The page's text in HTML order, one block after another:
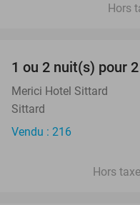
Hors
1 ou 2 nuit(s) pour
Merici Hotel Sittard
Sittard
Vendu : 216
Hors